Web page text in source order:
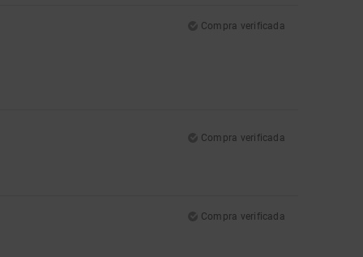
Compra verificada
Compra verificada
Compra verificada